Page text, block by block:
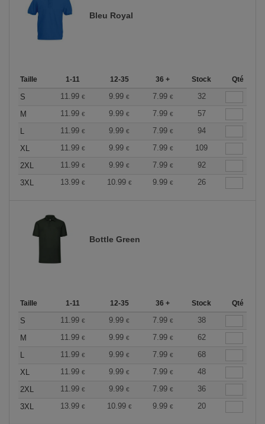
Bleu Royal
Taille 1-11 12-35 36 + Stock Qté
S 11.99 € 9.99 € 7.99 €
32
M
11.99 € 9.99 € 7.99 €
57
L
11.99 € 9.99 € 7.99 €
94
XL
11.99 € 9.99 € 7.99 €
109
2XL
11.99 € 9.99 € 7.99 €
92
3XL
13.99 € 10.99 € 9.99 € 26
Bottle Green
Taille 1-11 12-35 36 + Stock Qté
S 11.99 € 9.99 € 7.99 €
38
M
11.99 € 9.99 € 7.99 €
62
L
11.99 € 9.99 € 7.99 €
68
XL
11.99 € 9.99 € 7.99 €
48
2XL
11.99 € 9.99 € 7.99 €
36
3XL
13.99 € 10.99 € 9.99 € 20